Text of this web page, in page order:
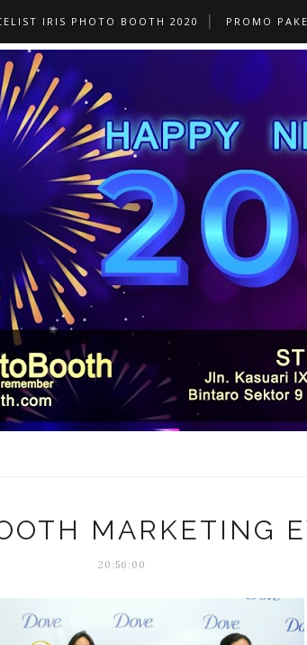
IRIS PHOTO BOOTH 2020 PROMO
MARKETING
20:56:00